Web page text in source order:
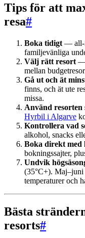
Tips för att
resa#
Boka tidigt — all-
familjevänliga
Välj rätt resort —
mellan
Gå ut och ät
finns, och ät ute
missa.
Använd resorten
Hyrbil i Algarve
Kontrollera vad
alkohol, snacks
Boka direkt med
bokningssajter,
Undvik
(35°C+). Maj–juni
temperaturer och
Bästa
resorts#